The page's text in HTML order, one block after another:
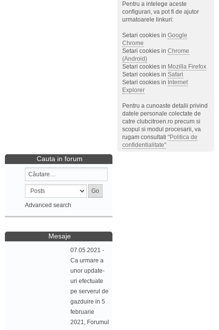
Pentru a intelege aceste
configurari, va pot fi de ajutor
urmatoarele linkuri:
Setari cookies in Google
Chrome
Setari cookies in Chrome
(Android)
Setari cookies in Mozilla Firefox
Setari cookies in Safari
Setari cookies in Internet
Explorer
Pentru a cunoaste detalii privind
datele personale colectate de
catre clubcitroen.ro precum si
scopul si modul procesarii, va
rugam consultati "Politica de
confidentialitate"
Cauta in forum
Advanced search
Mesaje
07.05.2021 -
Ca urmare a
unor update-
uri efectuate
pe serverul de
gazduire in 5
februarie
2021, Forumul